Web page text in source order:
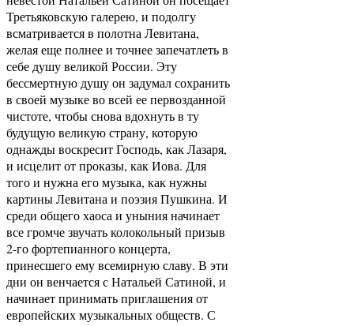
Третьяковскую галерею, и подолгу
всматривается в полотна Левитана,
желая еще полнее и точнее запечатлеть в
себе душу великой России. Эту
бессмертную душу он задумал сохранить
в своей музыке во всей ее первозданной
чистоте, чтобы снова вдохнуть в ту
будущую великую страну, которую
однажды воскресит Господь, как Лазаря,
и исцелит от проказы, как Иова. Для
того и нужна его музыка, как нужны
картины Левитана и поэзия Пушкина. И
среди общего хаоса и уныния начинает
все громче звучать колокольный призыв
2-го фортепианного концерта,
принесшего ему всемирную славу. В эти
дни он венчается с Натальей Сатиной, и
начинает принимать приглашения от
европейских музыкальных обществ. С